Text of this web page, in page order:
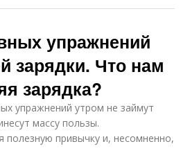
упражнений
зарядки. Что нам
зарядка?
упражнений утром не займут
массу пользы.
полезную привычку и, несомненно,